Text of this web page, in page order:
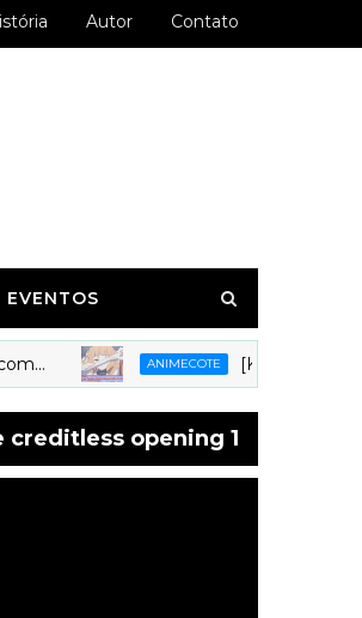
Autor Contato
EVENTOS
ANIMECOTE [Kyoudai Podcast
creditless opening 1